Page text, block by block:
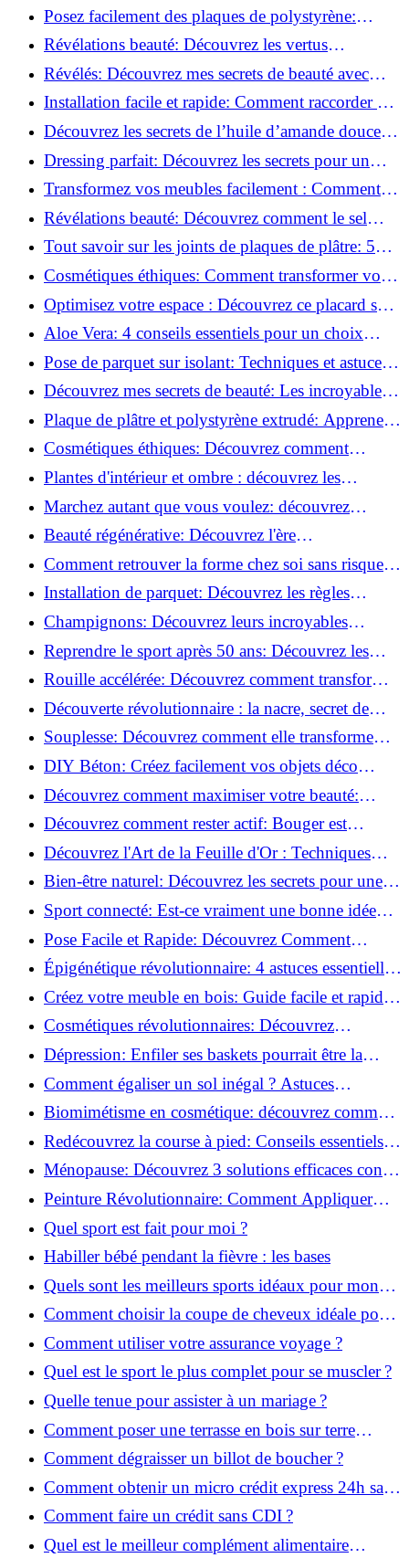
Glamour !
Posez facilement des plaques de polystyrène:
Transformez votre plafond sans effort !
Révélations beauté: Découvrez les vertus
insoupçonnées de l'huile de coco!
Révélés: Découvrez mes secrets de beauté avec
l'huile de ricin!
Installation facile et rapide: Comment raccorder un
luminaire au plafond!
Découvrez les secrets de l’huile d’amande douce :
Pourquoi vous devez l'adopter!
Dressing parfait: Découvrez les secrets pour un
rangement optimal!
Transformez vos meubles facilement : Comment
installer des roulettes en un clin d'œil !
Révélations beauté: Découvrez comment le sel
transforme votre routine!
Tout savoir sur les joints de plaques de plâtre: 5
questions clés pour comprendre les fissures!
Cosmétiques éthiques: Comment transformer votre
routine beauté!
Optimisez votre espace : Découvrez ce placard sous
rampant à portes coulissantes!
Aloe Vera: 4 conseils essentiels pour un choix
parfait!
Pose de parquet sur isolant: Techniques et astuces
pour un sol parfait!
Découvrez mes secrets de beauté: Les incroyables
vertus du raisin!
Plaque de plâtre et polystyrène extrudé: Apprenez
à les coller efficacement!
Cosmétiques éthiques: Découvrez comment
transformer votre routine beauté!
Plantes d'intérieur et ombre : découvrez les
meilleures pour votre maison !
Marchez autant que vous voulez: découvrez
pourquoi c'est bénéfique!
Beauté régénérative: Découvrez l'ère
révolutionnaire de la cosmétique verte!
Comment retrouver la forme chez soi sans risque
de blessure: Techniques et conseils sûrs!
Installation de parquet: Découvrez les règles
essentielles à respecter!
Champignons: Découvrez leurs incroyables
pouvoirs antioxydants!
Reprendre le sport après 50 ans: Découvrez les
meilleures méthodes!
Rouille accélérée: Découvrez comment transformer
la corrosion en déco tendance!
Découverte révolutionnaire : la nacre, secret de
régénération inouï !
Souplesse: Découvrez comment elle transforme
votre performance sportive!
DIY Béton: Créez facilement vos objets déco
tendance!
Découvrez comment maximiser votre beauté:
Astuces et secrets révélés!
Découvrez comment rester actif: Bouger est
toujours possible!
Découvrez l'Art de la Feuille d'Or : Techniques
Incontournables pour Réussir!
Bien-être naturel: Découvrez les secrets pour une
vie saine!
Sport connecté: Est-ce vraiment une bonne idée
pour vous?
Pose Facile et Rapide: Découvrez Comment
Monter des Carreaux de Béton Cellulaire!
Épigénétique révolutionnaire: 4 astuces essentielles
pour transformer votre bien-être!
Créez votre meuble en bois: Guide facile et rapide
pour débutants!
Cosmétiques révolutionnaires: Découvrez
comment les fermes verticales transforment la
beauté!
Dépression: Enfiler ses baskets pourrait être la
solution!
Comment égaliser un sol inégal ? Astuces
infaillibles pour réussir !
Biomimétisme en cosmétique: découvrez comment
la nature inspire l'avenir des soins beauté!
Redécouvrez la course à pied: Conseils essentiels
pour reprendre!
Ménopause: Découvrez 3 solutions efficaces contre
les bouffées de chaleur!
Peinture Révolutionnaire: Comment Appliquer
Deux Couleurs Sur Une Porte!
Quel sport est fait pour moi ?
Habiller bébé pendant la fièvre : les bases
Quels sont les meilleurs sports idéaux pour mon
enfant ?
Comment choisir la coupe de cheveux idéale pour
votre visage ?
Comment utiliser votre assurance voyage ?
Quel est le sport le plus complet pour se muscler ?
Quelle tenue pour assister à un mariage ?
Comment poser une terrasse en bois sur terre
battue ?
Comment dégraisser un billot de boucher ?
Comment obtenir un micro crédit express 24h sans
justificatif ?
Comment faire un crédit sans CDI ?
Quel est le meilleur complément alimentaire